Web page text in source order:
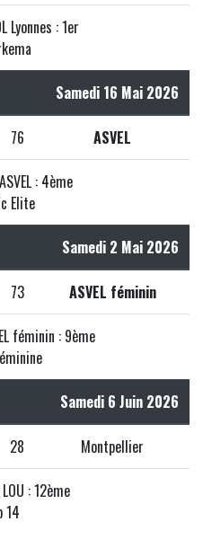
Lyonnes : 1er
Samedi 16 Mai 2026
76 ASVEL
: 4ème
Elite
Samedi 2 Mai 2026
73 ASVEL féminin
féminin : 9ème
Samedi 6 Juin 2026
28 Montpellier
: 12ème
14